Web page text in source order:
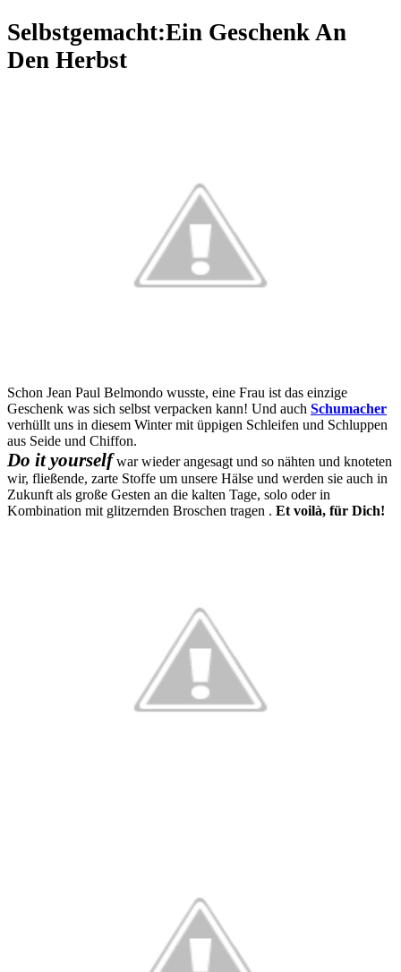
Selbstgemacht:Ein Geschenk An
Den Herbst
Schon Jean Paul Belmondo wusste, eine Frau ist das einzige
Geschenk was sich selbst verpacken kann! Und auch Schumacher
verhüllt uns in diesem Winter mit üppigen Schleifen und Schluppen
aus Seide und Chiffon.
Do it yourself war wieder angesagt und so nähten und knoteten
wir, fließende, zarte Stoffe um unsere Hälse und werden sie auch in
Zukunft als große Gesten an die kalten Tage, solo oder in
Kombination mit glitzernden Broschen tragen . Et voilà, für Dich!